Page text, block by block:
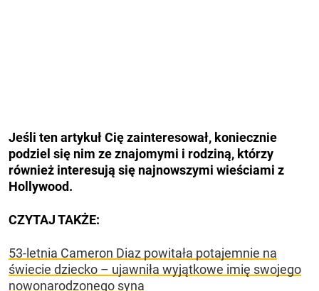
Jeśli ten artykuł Cię zainteresował, koniecznie
podziel się nim ze znajomymi i rodziną, którzy
również interesują się najnowszymi wieściami z
Hollywood.
CZYTAJ TAKŻE:
53-letnia Cameron Diaz powitała potajemnie na
świecie dziecko – ujawniła wyjątkowe imię swojego
nowonarodzonego syna